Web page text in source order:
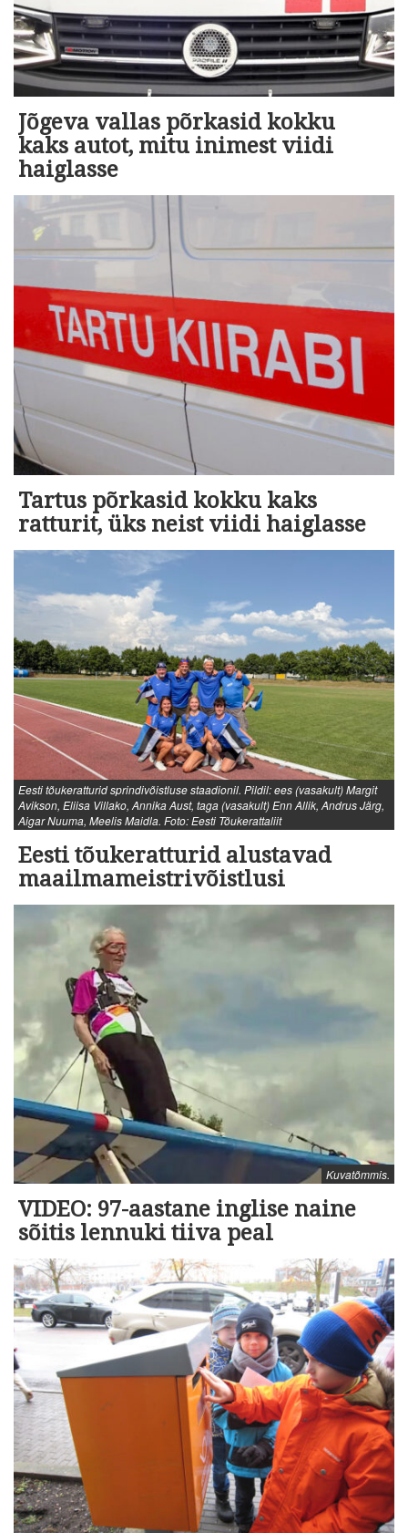
Jõgeva vallas põrkasid kokku
kaks autot, mitu inimest viidi
haiglasse
Tartus põrkasid kokku kaks
ratturit, üks neist viidi haiglasse
Eesti tõukeratturid sprindivõistluse staadionil. Pildil: ees (vasakult) Margit
Avikson, Eliisa Villako, Annika Aust, taga (vasakult) Enn Allik, Andrus Järg,
Aigar Nuuma, Meelis Maidla. Foto: Eesti Tõukerattaliit
Eesti tõukeratturid alustavad
maailmameistrivõistlusi
Kuvatõmmis.
VIDEO: 97-aastane inglise naine
sõitis lennuki tiiva peal